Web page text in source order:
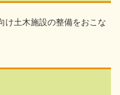
土木施設の整備をおこな